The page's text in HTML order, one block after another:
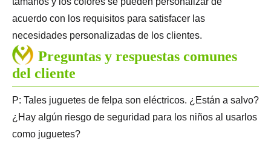
acuerdo con los requisitos para satisfacer las
necesidades personalizadas de los clientes.
Preguntas y respuestas comunes
del cliente
P: Tales juguetes de felpa son eléctricos. ¿Están a salvo?
¿Hay algún riesgo de seguridad para los niños al usarlos
como juguetes?